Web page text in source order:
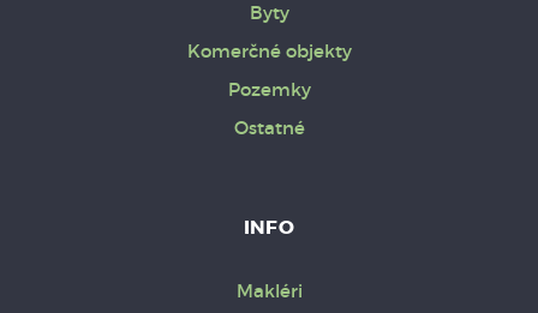
Byty
Komerčné objekty
Pozemky
Ostatné
INFO
Makléri